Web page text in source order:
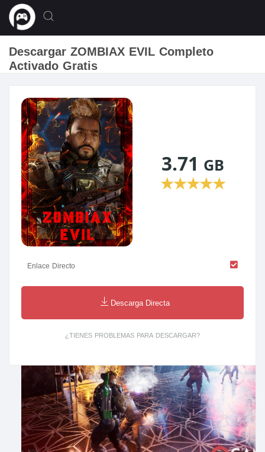
Descargar ZOMBIAX EVIL Completo
Activado Gratis
3.71 GB
★★★★★
Enlace Directo
Descarga Directa
¿TIENES PROBLEMAS PARA DESCARGAR?